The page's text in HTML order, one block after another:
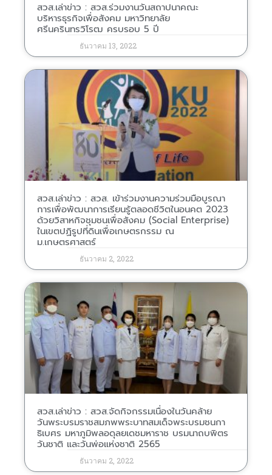
สวส.เล่าข่าว : สวส.ร่วมงานวันสถาปนาคณะ
บริหารธุรกิจเพื่อสังคม มหาวิทยาลัย
ศรีนครินทรวิโรฒ ครบรอบ 5 ปี
ธันวาคม 13, 2022
สวส.เล่าข่าว : สวส. เข้าร่วมงานความร่วมมือบูรณา
การเพื่อพัฒนาการเรียนรู้ตลอดชีวิตในอนคต 2023
ด้วยวิสาหกิจชุมชนเพื่อสังคม (Social Enterprise)
ในเขตปฏิรูปที่ดินเพื่อเกษตรกรรม ณ
ม.เกษตรศาสตร์
ธันวาคม 2, 2022
สวส.เล่าข่าว : สวส.จัดกิจกรรมเนื่องในวันคล้าย
วันพระบรมราชสมภพพระบาทสมเด็จพระบรมชนกา
ธิเบศร มหาภูมิพลอดุลยเดชมหาราช บรมนาถบพิตร
วันชาติ และวันพ่อแห่งชาติ 2565
ธันวาคม 2, 2022